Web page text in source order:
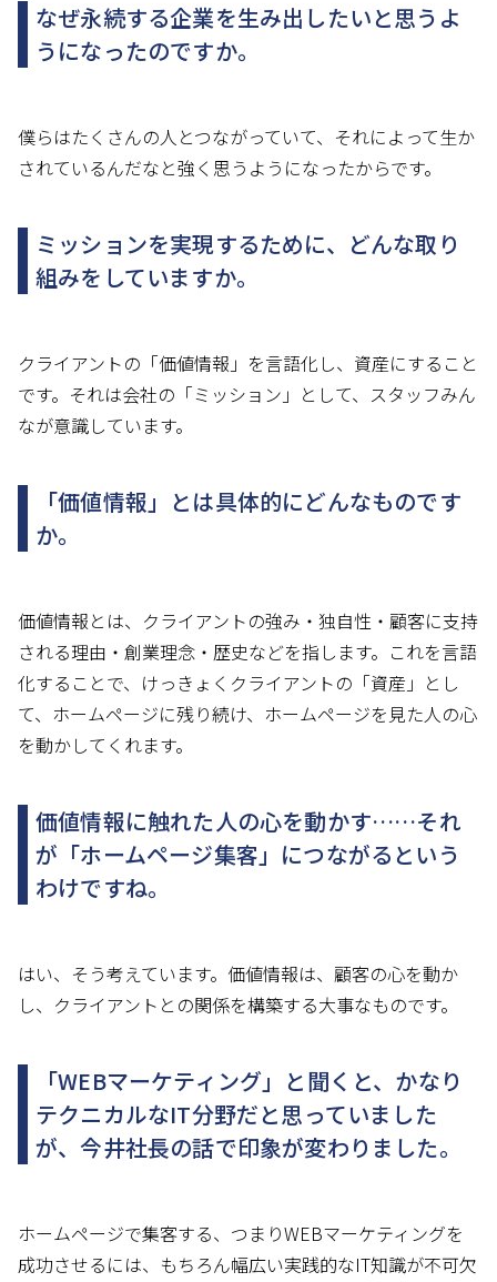
なぜ永続する企業を生み出したいと思うよ
うになったのですか。
僕らはたくさんの人とつながっていて、それによって生か
されているんだなと強く思うようになったからです。
ミッションを実現するために、どんな取り
組みをしていますか。
クライアントの「価値情報」を言語化し、資産にすること
です。それは会社の「ミッション」として、スタッフみん
なが意識しています。
「価値情報」とは具体的にどんなものです
か。
価値情報とは、クライアントの強み・独自性・顧客に支持
される理由・創業理念・歴史などを指します。これを言語
化することで、けっきょくクライアントの「資産」とし
て、ホームページに残り続け、ホームページを見た人の心
を動かしてくれます。
価値情報に触れた人の心を動かす……それ
が「ホームページ集客」につながるという
わけですね。
はい、そう考えています。価値情報は、顧客の心を動か
し、クライアントとの関係を構築する大事なものです。
「WEBマーケティング」と聞くと、かなり
テクニカルなIT分野だと思っていました
が、今井社長の話で印象が変わりました。
ホームページで集客する、つまりWEBマーケティングを
成功させるには、もちろん幅広い実践的なIT知識が不可欠